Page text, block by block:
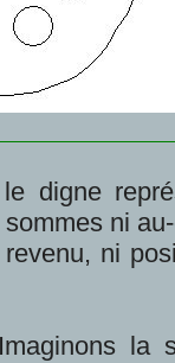
digne
ni
ni
la